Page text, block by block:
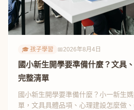
🎓 孩子學習 📅2026年8月4日
國小新生開學要準備什麼？文具
完整清單
國小新生開學要準備什麼？小一新生
單，文具具體品項、心理建設怎麼做